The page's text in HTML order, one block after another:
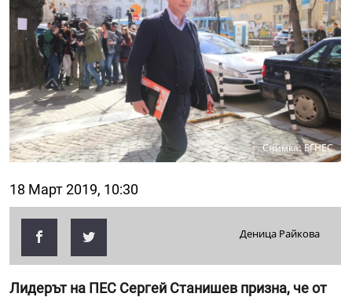
Снимка: БГНЕС
18 Март 2019, 10:30
Деница Райкова
Лидерът на ПЕС Сергей Станишев призна, че от